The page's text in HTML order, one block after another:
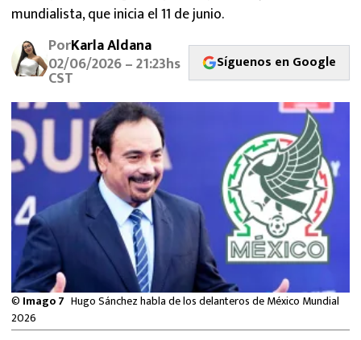
SELECCIÓN MEXICANA
FUTBOL INTERNACIONAL
MEXICANOS EN EL EXTRANJERO
FUTBOL ESTUFA
FÓRMULA 1
BOXEO
LIGA MX
NFL
mundialista, que inicia el 11 de junio.
PorKarla Aldana
02/06/2026 – 21:23hs
CST
Síguenos en Google
© Imago 7 Hugo Sánchez habla de los delanteros de México Mundial
2026